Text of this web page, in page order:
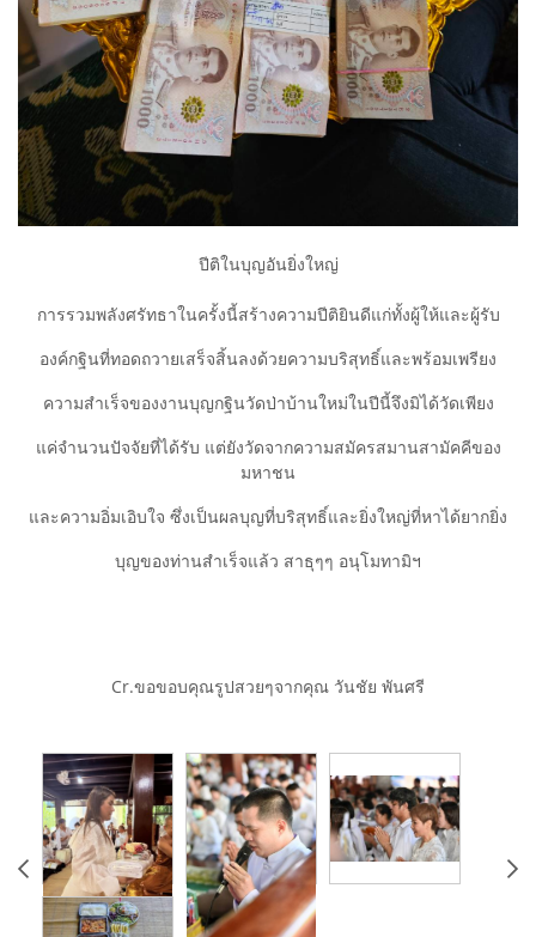
​ปีติในบุญอันยิ่งใหญ่
​การรวมพลังศรัทธาในครั้งนี้สร้างความปีติยินดีแก่ทั้งผู้ให้และผู้รับ
องค์กฐินที่ทอดถวายเสร็จสิ้นลงด้วยความบริสุทธิ์และพร้อมเพรียง
ความสำเร็จของงานบุญกฐินวัดป่าบ้านใหม่ในปีนี้จึงมิได้วัดเพียง
แค่จำนวนปัจจัยที่ได้รับ แต่ยังวัดจากความสมัครสมานสามัคคีของ
มหาชน
และความอิ่มเอิบใจ ซึ่งเป็นผลบุญที่บริสุทธิ์และยิ่งใหญ่ที่หาได้ยากยิ่ง
บุญของท่านสำเร็จแล้ว สาธุๆๆ อนุโมทามิฯ
Cr.ขอขอบคุณรูปสวยๆจากคุณ วันชัย พันศรี